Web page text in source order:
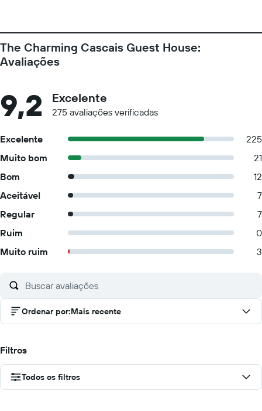
The Charming Cascais Guest House:
Avaliações
9,2 Excelente
275 avaliações verificadas
Excelente
225
Muito bom
21
Bom
12
Aceitável
7
Regular
7
Ruim
0
Muito ruim
3
Ordenar por:Mais recente
Filtros
Todos os filtros